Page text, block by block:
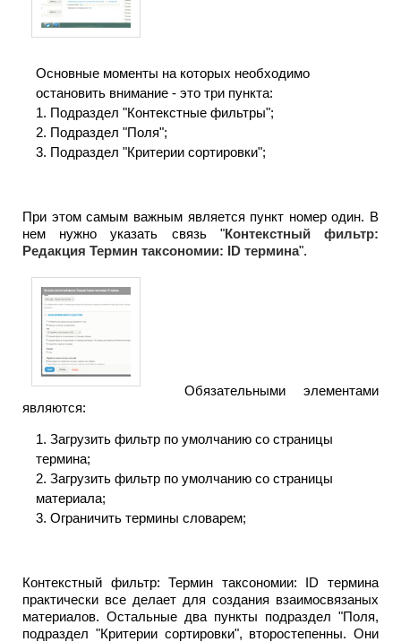
Основные моменты на которых необходимо
остановить внимание - это три пункта:
1. Подраздел "Контекстные фильтры";
2. Подраздел "Поля";
3. Подраздел "Критерии сортировки";
При этом самым важным является пункт номер один. В
нем нужно указать связь "Контекстный фильтр:
Редакция Термин таксономии: ID термина".
Обязательными элементами
являются:
1. Загрузить фильтр по умолчанию со страницы
термина;
2. Загрузить фильтр по умолчанию со страницы
материала;
3. Ограничить термины словарем;
Контекстный фильтр: Термин таксономии: ID термина
практически все делает для создания взаимоcвязаных
материалов. Остальные два пункты подраздел "Поля,
подраздел "Критерии сортировки", второстепенны. Они